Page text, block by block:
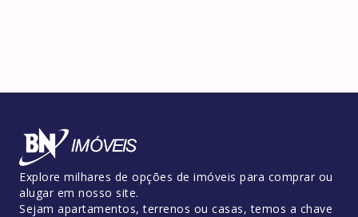
Explore milhares de opções de imóveis para comprar ou
alugar em nosso site.
Sejam apartamentos, terrenos ou casas, temos a chave